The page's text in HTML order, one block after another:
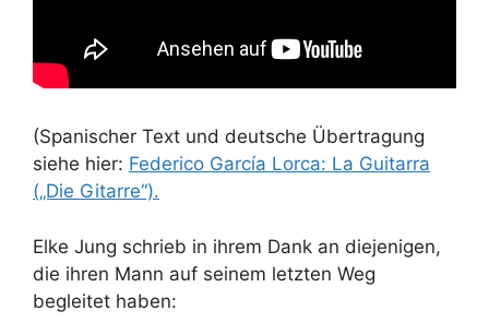
(Spanischer Text und deutsche Übertragung
siehe hier: Federico García Lorca: La Guitarra
(„Die Gitarre“).
Elke Jung schrieb in ihrem Dank an diejenigen,
die ihren Mann auf seinem letzten Weg
begleitet haben: